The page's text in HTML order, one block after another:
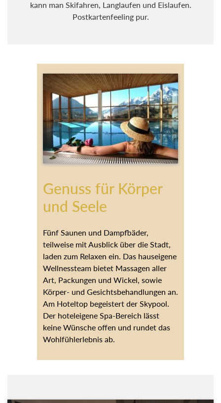
kann man Skifahren, Langlaufen und Eislaufen.
Postkartenfeeling pur.
Genuss für Körper
und Seele
Fünf Saunen und Dampfbäder,
teilweise mit Ausblick über die Stadt,
laden zum Relaxen ein. Das hauseigene
Wellnessteam bietet Massagen aller
Art, Packungen und Wickel, sowie
Körper- und Gesichtsbehandlungen an.
Am Hoteltop begeistert der Skypool.
Der hoteleigene Spa-Bereich lässt
keine Wünsche offen und rundet das
Wohlfühlerlebnis ab.